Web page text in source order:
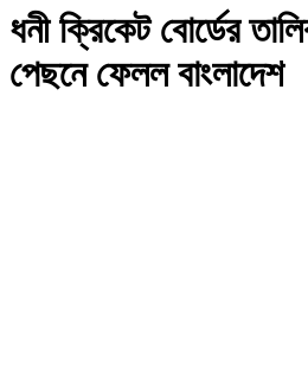
ধনী ক্রিকেট বোর্ডের
পেছনে ফেলল বাংলাদেশ